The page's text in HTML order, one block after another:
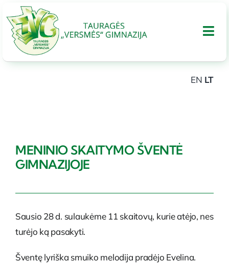
to
content
Tarptautinis bakalaureatas
Administracinė informacija
EN LT
MENINIO SKAITYMO ŠVENTĖ
GIMNAZIJOJE
Sausio 28 d. sulaukėme 11 skaitovų, kurie atėjo, nes
turėjo ką pasakyti.
Šventę lyriška smuiko melodija pradėjo Evelina.